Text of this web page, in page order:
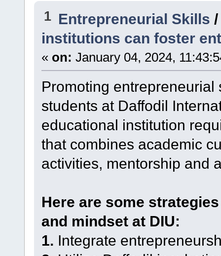
1 Entrepreneurial Skills
institutions can foster
« on: January 04, 2024,
Promoting
students at Daffodil
educational institution
that combines academic
activities, mentorship and
Here are some
and mindset at DIU:
1. Integrate